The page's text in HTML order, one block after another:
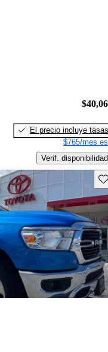
El precio incluye tasas
$765/mes
Verif. disponibilidad